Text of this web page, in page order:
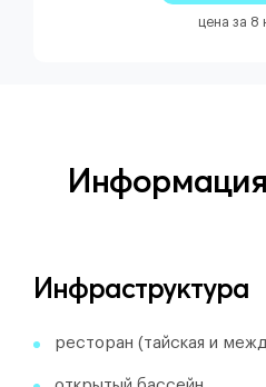
цена за 8
Информация
Инфраструктура
ресторан (тайская и